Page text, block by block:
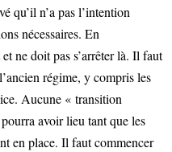
qu’il n’a pas l’intention
nécessaires. En
ne doit pas s’arrêter là. Il faut
régime, y compris les
Aucune « transition
avoir lieu tant que les
en place. Il faut commencer